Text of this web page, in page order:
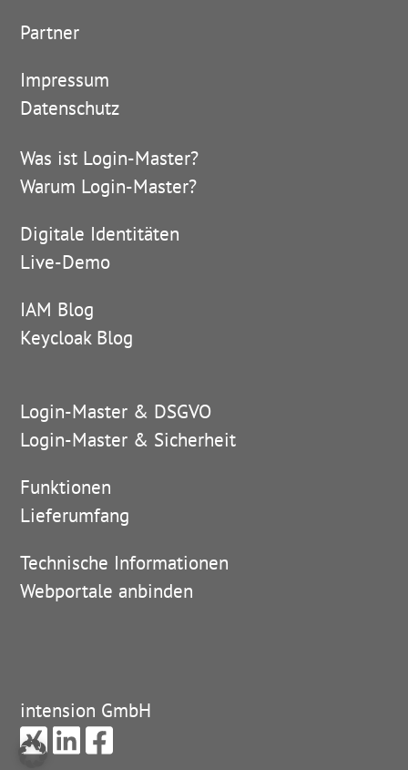
Partner
Impressum
Datenschutz
Was ist Login-Master?
Warum Login-Master?
Digitale Identitäten
Live-Demo
IAM Blog
Keycloak Blog
Login-Master & DSGVO
Login-Master & Sicherheit
Funktionen
Lieferumfang
Technische Informationen
Webportale anbinden
intension GmbH